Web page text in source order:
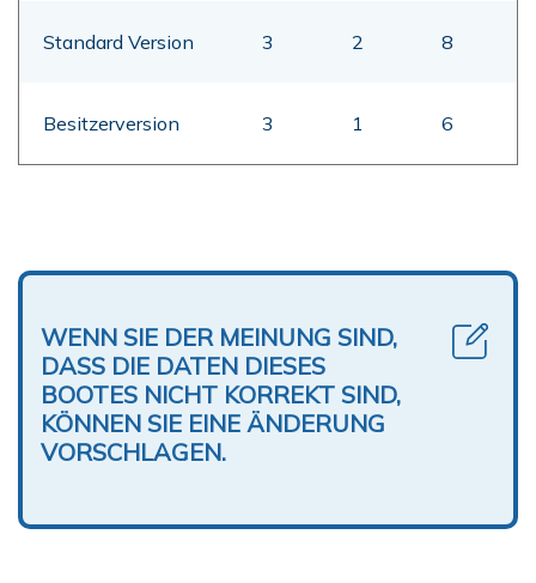
Standard Version 3 2 8
Besitzerversion 3 1 6
WENN SIE DER MEINUNG SIND,
DASS DIE DATEN DIESES
BOOTES NICHT KORREKT SIND,
KÖNNEN SIE EINE ÄNDERUNG
VORSCHLAGEN.